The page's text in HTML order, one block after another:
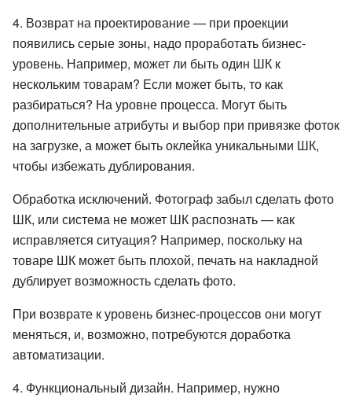
4. Возврат на проектирование — при проекции
появились серые зоны, надо проработать бизнес-
уровень. Например, может ли быть один ШК к
нескольким товарам? Если может быть, то как
разбираться? На уровне процесса. Могут быть
дополнительные атрибуты и выбор при привязке фоток
на загрузке, а может быть оклейка уникальными ШК,
чтобы избежать дублирования.
Обработка исключений. Фотограф забыл сделать фото
ШК, или система не может ШК распознать — как
исправляется ситуация? Например, поскольку на
товаре ШК может быть плохой, печать на накладной
дублирует возможность сделать фото.
При возврате к уровень бизнес-процессов они могут
меняться, и, возможно, потребуются доработка
автоматизации.
4. Функциональный дизайн. Например, нужно